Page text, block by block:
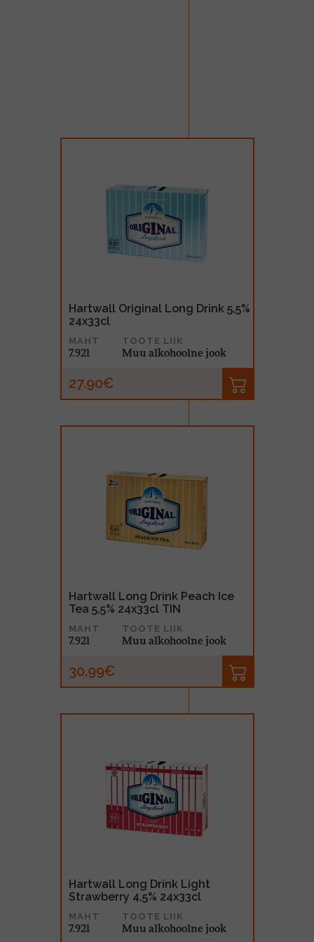
Hartwall Original Long Drink 5,5%
24x33cl
MAHT
7.92l
TOOTE LIIK
Muu alkohoolne jook
27.90€
Hartwall Long Drink Peach Ice
Tea 5,5% 24x33cl TIN
MAHT
7.92l
TOOTE LIIK
Muu alkohoolne jook
30.99€
Hartwall Long Drink Light
Strawberry 4,5% 24x33cl
MAHT
7.92l
TOOTE LIIK
Muu alkohoolne jook